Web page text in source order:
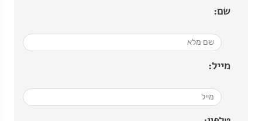
שם:
מייל: